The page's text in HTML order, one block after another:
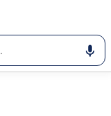
la sélection de